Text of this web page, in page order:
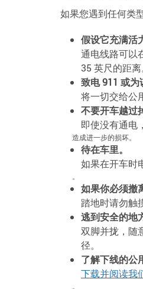
如果您遇到任何类
假设它充满活
通电线路可以
35 英尺的距离
致电 911 或
将一切交给公
不要开车越过
即使没有通电
造成进一步的损坏。
待在车里。
如果在开车时
。
如果你必须撤
踏地时请勿触
逃到安全的地
双脚并拢，随
径。
了解下线的公
下载并阅读我
。